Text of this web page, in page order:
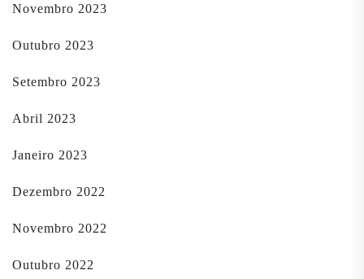
Novembro 2023
Outubro 2023
Setembro 2023
Abril 2023
Janeiro 2023
Dezembro 2022
Novembro 2022
Outubro 2022